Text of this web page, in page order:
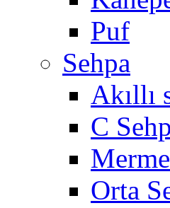
Puf
Sehpa
Akıllı
C
Orta